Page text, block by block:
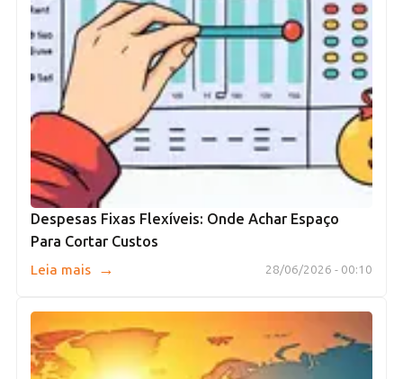
Despesas Fixas Flexíveis: Onde Achar Espaço
Para Cortar Custos
28/06/2026 - 00:10
Leia mais →